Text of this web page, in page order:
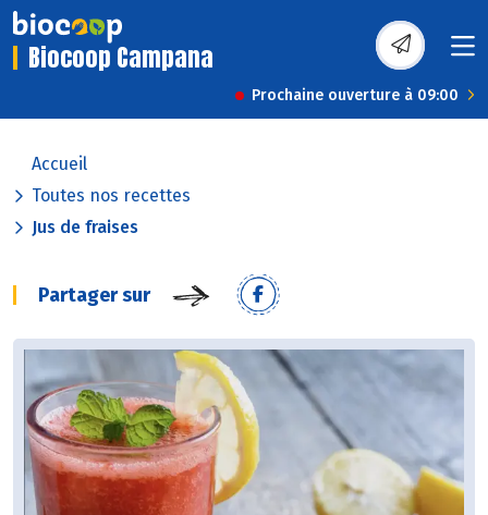
Biocoop Campana
Prochaine ouverture à 09:00
Accueil
Toutes nos recettes
Jus de fraises
Partager sur